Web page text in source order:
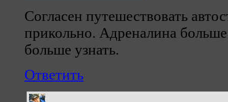
Согласен путешествовать
прикольно. Адреналина
больше узнать.
Ответить